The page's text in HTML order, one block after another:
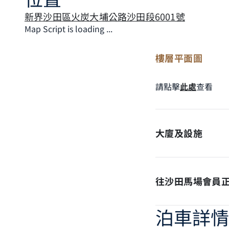
新界沙田區火炭大埔公路沙田段6001號
Map Script is loading ...
樓層平面圖
請點擊此處查看
大廈及設施​
往沙田馬場會員
泊車詳情